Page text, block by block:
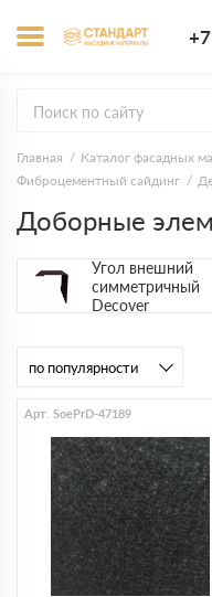
Главная Каталог фасадных
Фиброцементный сайдинг
Доборные
Угол внешний
симметричный
Decover
Арт. SoePrD-47189